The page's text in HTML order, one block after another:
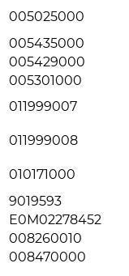
005025000
005435000
005429000
005301000
011999007
011999008
010171000
9019593
E0M02278452
008260010
008470000